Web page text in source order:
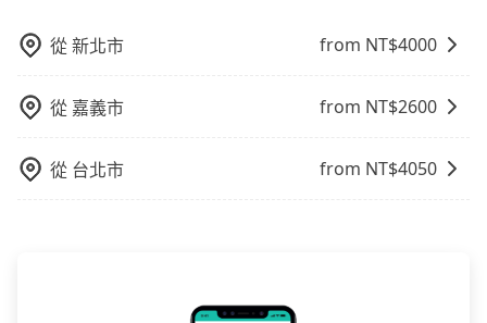
費，客戶可以預先告知出發地點A到目的地B，會根據路
線和里程來計算費用。這種服務通常適用於單程或從一
個城市到另一個城市的長途包車。
從新北市 from NT$4000
從 嘉義市 from NT$2600
從 台北市 from NT$4050